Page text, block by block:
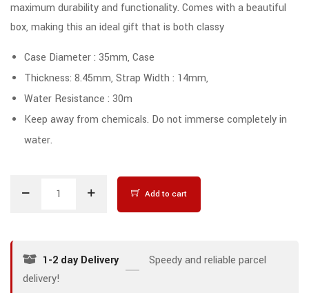
maximum durability and functionality. Comes with a beautiful
box, making this an ideal gift that is both classy
Case Diameter : 35mm, Case
Thickness: 8.45mm, Strap Width : 14mm,
Water Resistance : 30m
Keep away from chemicals. Do not immerse completely in
water.
Add to cart
1-2 day Delivery
Speedy and reliable parcel
delivery!